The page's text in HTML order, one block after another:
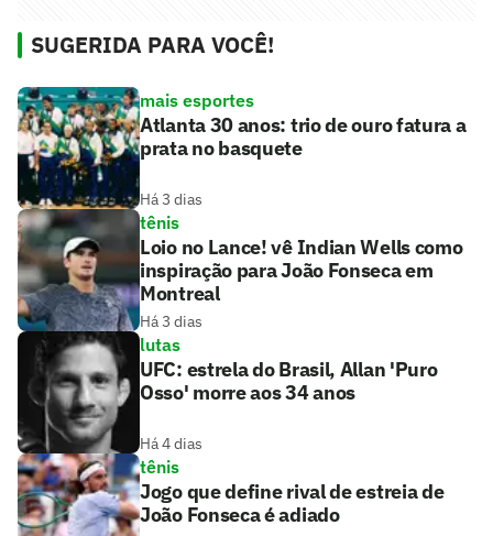
SUGERIDA PARA VOCÊ!
mais esportes
Atlanta 30 anos: trio de ouro fatura a
prata no basquete
Há 3 dias
tênis
Loio no Lance! vê Indian Wells como
inspiração para João Fonseca em
Montreal
Há 3 dias
lutas
UFC: estrela do Brasil, Allan 'Puro
Osso' morre aos 34 anos
Há 4 dias
tênis
Jogo que define rival de estreia de
João Fonseca é adiado